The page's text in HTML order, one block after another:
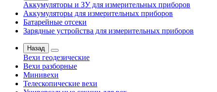
Аккумуляторы и ЗУ для измерительных приборов
Аккумуляторы для измерительных приборов
Батарейные отсеки
Зарядные устройства для измерительных приборов
Назад
Вехи геодезические
Вехи разборные
Минивехи
Телескопические вехи